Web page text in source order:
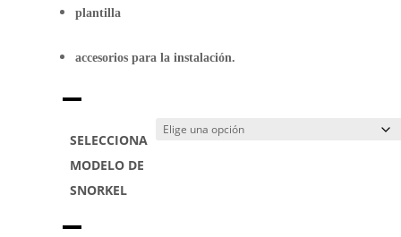
plantilla
accesorios para la instalación.
SELECCIONA
MODELO DE
SNORKEL